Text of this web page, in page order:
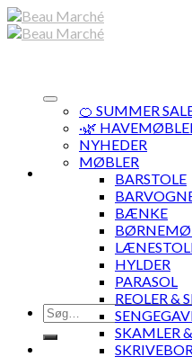
Skip
to
Søg
efter:
🍊 SUMMER
·🌿
NYHEDER
MØBLER
BARSTOLE
BÆNKE
HYLDER
PARASOL
REOLER &
SKAMLER